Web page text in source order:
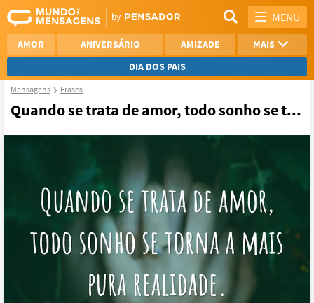
MENU
AMOR ANIVERSÁRIO AMIZADE
MAIS
DIA DOS PAIS
REFLEXÃO
AGRADECIMENTO
Mensagens Frases
Quando se trata de amor, todo sonho se t...